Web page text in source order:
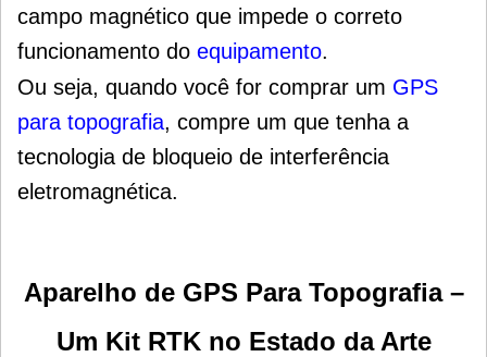
campo magnético que impede o correto
funcionamento do equipamento.
Ou seja, quando você for comprar um GPS
para topografia, compre um que tenha a
tecnologia de bloqueio de interferência
eletromagnética.
Aparelho de GPS Para Topografia–
Um Kit RTK no Estado da Arte